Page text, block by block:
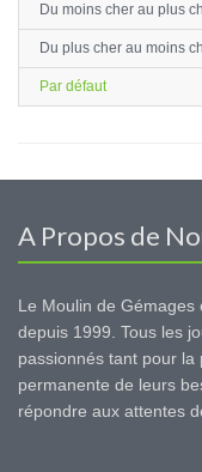
Du moins cher au plus
Du plus cher au moins
Par défaut
A Propos de
Le Moulin de Gémages
depuis 1999. Tous les
passionnés tant pour
permanente de leurs
répondre aux attentes